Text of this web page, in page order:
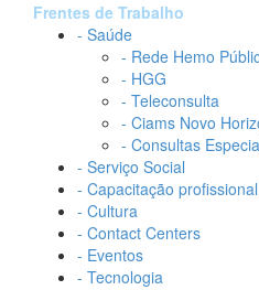
Frentes de Trabalho
- Saúde
- Rede Hemo
- HGG
- Teleconsulta
- Ciams Novo
- Consultas
- Serviço Social
- Capacitação profissional
- Cultura
- Contact Centers
- Eventos
- Tecnologia